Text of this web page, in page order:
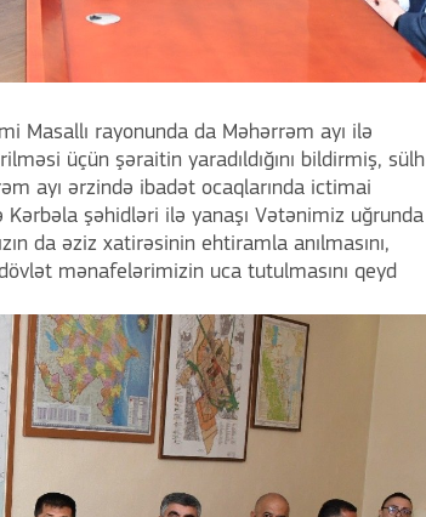
Masallı rayonunda da Məhərrəm ayı ilə
üçün şəraitin yaradıldığını bildirmiş, sülh
ayı ərzində ibadət ocaqlarında ictimai
şəhidləri ilə yanaşı Vətənimiz uğrunda
da əziz xatirəsinin ehtiramla anılmasını,
mənafelərimizin uca tutulmasını qeyd